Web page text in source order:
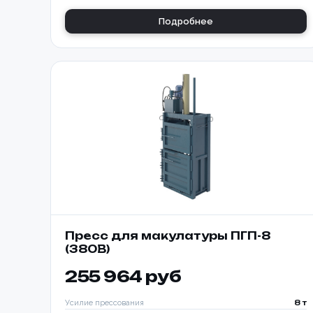
Подробнее
Пресс для макулатуры ПГП-8
(380В)
255 964 руб
Усилие прессования 8 т